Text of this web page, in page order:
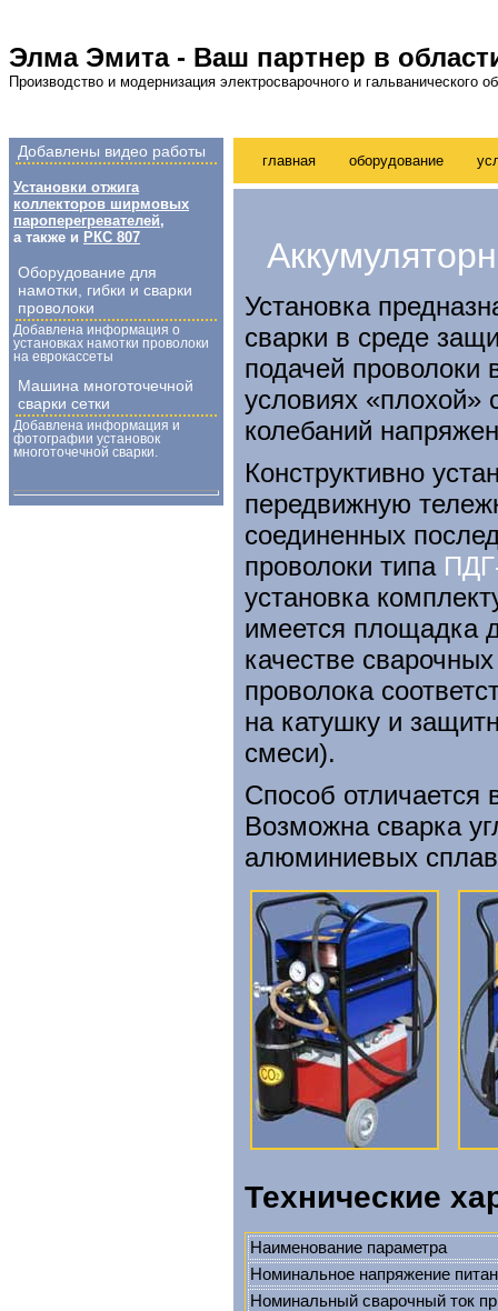
Элма Эмита - Ваш партнер в
Производство и модернизация электросварочного и гальванического
Добавлены видео работы
Установки отжига
коллекторов ширмовых
пароперегревателей,
а также и РКС 807
Оборудование для
намотки, гибки и сварки
проволоки
Добавлена информация о
установках намотки проволоки
на еврокассеты
Машина многоточечной
сварки сетки
Добавлена информация и
фотографии установок
многоточечной сварки.
главная оборудование
Установка
сварки в среде
подачей проволоки
условиях «плохой»
колебаний
Конструктивно
передвижную
соединенных
проволоки типа
установка
имеется площадка
качестве
проволока
на катушку и
смеси).
Способ отличается
Возможна сварка
алюминиевых
Технические
Наименование параметра
Номинальное напряжение
Номинальный сварочный ток